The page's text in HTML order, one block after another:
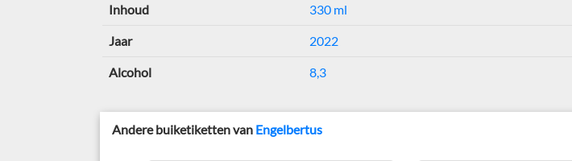
Inhoud 330 ml
Jaar 2022
Alcohol 8,3
Andere buiketiketten van Engelbertus